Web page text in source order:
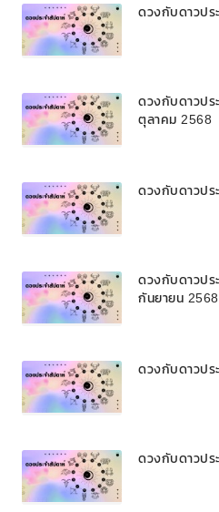
ดวงกับดาวปร
ดวงกับดาวปร
ตุลาคม 2568
ดวงกับดาวปร
ดวงกับดาวปร
กันยายน 2568
ดวงกับดาวปร
ดวงกับดาวปร